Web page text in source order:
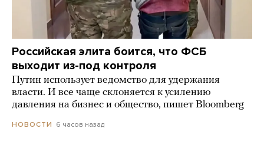
Российская элита боится, что ФСБ
выходит из-под контроля
Путин использует ведомство для удержания
власти. И все чаще склоняется к усилению
давления на бизнес и общество, пишет Bloomberg
НОВОСТИ 6 часов назад